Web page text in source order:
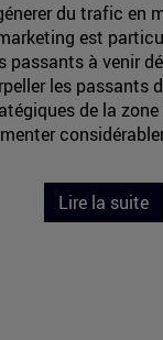
du trafic en
est
à venir
les passants
de la
Lire la suite